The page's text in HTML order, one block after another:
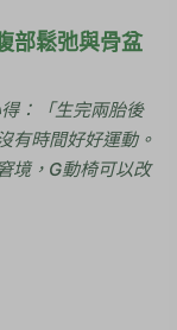
部鬆弛與骨盆
：「生完兩胎後
有時間好好運動。
境，G動椅可以改